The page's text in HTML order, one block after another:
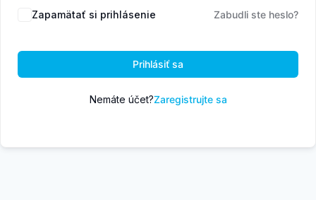
Zapamätať si prihlásenie Zabudli ste heslo?
Prihlásiť sa
Nemáte účet?Zaregistrujte sa